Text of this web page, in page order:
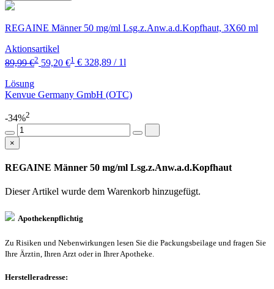
REGAINE Männer 50 mg/ml Lsg.z.Anw.a.d.Kopfhaut, 3X60 ml
Aktionsartikel
89,99 €2 59,20 €1 € 328,89 / 1l
Lösung
Kenvue Germany GmbH (OTC)
-34%2
×
REGAINE Männer 50 mg/ml Lsg.z.Anw.a.d.Kopfhaut
Dieser Artikel wurde dem Warenkorb hinzugefügt.
Apothekenpflichtig
Zu Risiken und Nebenwirkungen lesen Sie die Packungsbeilage und fragen Sie
Ihre Ärztin, Ihren Arzt oder in Ihrer Apotheke.
Herstelleradresse: